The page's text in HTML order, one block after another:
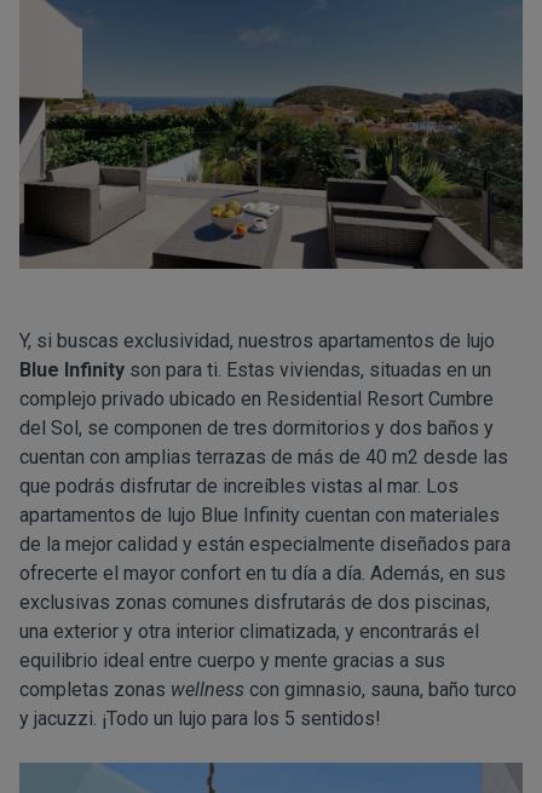
Y, si buscas exclusividad, nuestros apartamentos de lujo
Blue Infinity son para ti. Estas viviendas, situadas en un
complejo privado ubicado en Residential Resort Cumbre
del Sol, se componen de tres dormitorios y dos baños y
cuentan con amplias terrazas de más de 40 m2 desde las
que podrás disfrutar de increíbles vistas al mar. Los
apartamentos de lujo Blue Infinity cuentan con materiales
de la mejor calidad y están especialmente diseñados para
ofrecerte el mayor confort en tu día a día. Además, en sus
exclusivas zonas comunes disfrutarás de dos piscinas,
una exterior y otra interior climatizada, y encontrarás el
equilibrio ideal entre cuerpo y mente gracias a sus
completas zonas wellness con gimnasio, sauna, baño turco
y jacuzzi. ¡Todo un lujo para los 5 sentidos!